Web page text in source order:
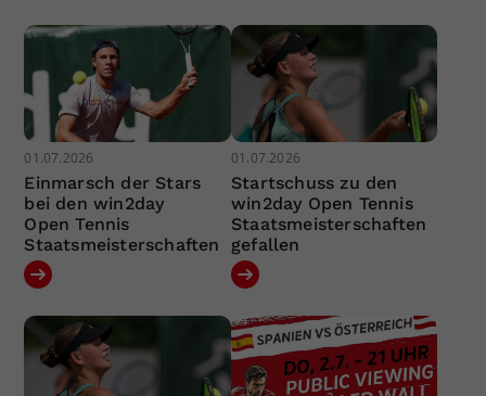
01.07.2026
Einmarsch der Stars
bei den win2day
Open Tennis
Staatsmeisterschaften
01.07.2026
Startschuss zu den
win2day Open Tennis
Staatsmeisterschaften
gefallen